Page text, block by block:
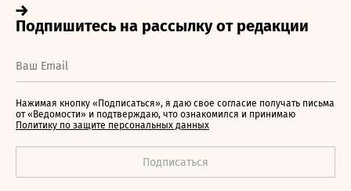
Нажимая кнопку «Подписаться», я даю свое согласие получать письма
от «Ведомости» и подтверждаю, что ознакомился и принимаю
Политику по защите персональных данных